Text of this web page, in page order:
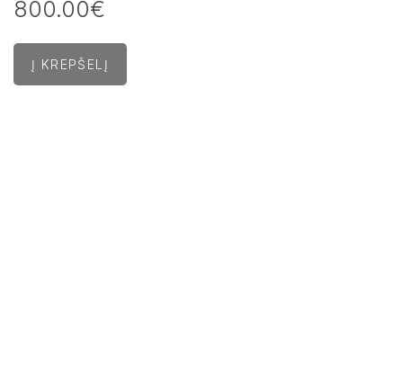
800.00€